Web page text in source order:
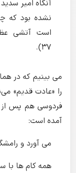
آنگاه امیر
نشده بود که
۳۷).
می بینیم که در
را «عادت قدیم»
فردوسی هم پس از
آمده است:
می آورد و
همه کام ها با